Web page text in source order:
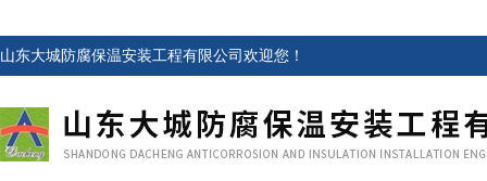
山东大城防腐保温安装工程有限公司欢迎您！